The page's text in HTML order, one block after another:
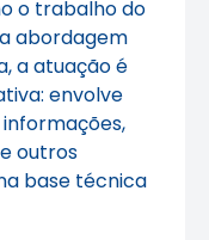
o trabalho do
abordagem
a atuação é
envolve
outros
base técnica